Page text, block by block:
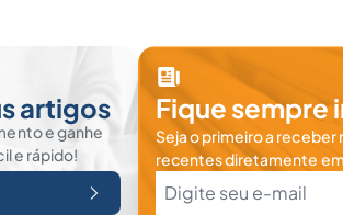
artigos
e ganhe
e rápido!
Fique sempre
Seja o primeiro a receber
recentes diretamente